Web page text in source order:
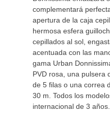
complementará
apertura de la caja
hermosa esfera
cepillados al sol,
acentuada con las
gama Urban
PVD rosa, una pulsera
de 5 filas o una correa
30 m. Todos los
internacional de 3 años.